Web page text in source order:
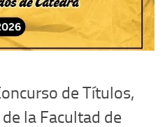
de Títulos,
la Facultad de